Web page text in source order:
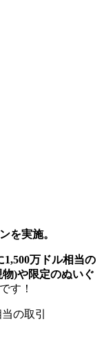
を実施。
万ドル相当の
)や限定のぬいぐ
す！
の取引